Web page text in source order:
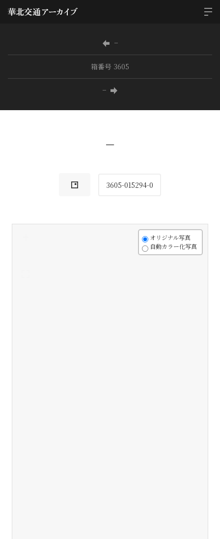
−
箱番号 3605
−
−
3605-015294-0
オリジナル写真
自動カラー化写真